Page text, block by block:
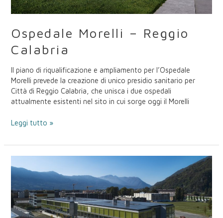
Ospedale Morelli – Reggio
Calabria
Il piano di riqualificazione e ampliamento per l’Ospedale
Morelli prevede la creazione di unico presidio sanitario per
Città di Reggio Calabria, che unisca i due ospedali
attualmente esistenti nel sito in cui sorge oggi il Morelli
Leggi tutto »
–
di
Ricerca
in